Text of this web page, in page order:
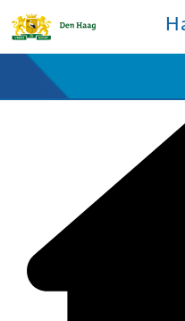
Bronnen en collecties